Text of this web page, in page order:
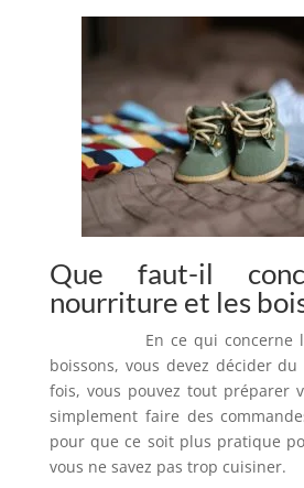
Que faut-il
nourriture et les
En ce qui concerne la
boissons, vous devez décider
fois, vous pouvez tout préparer
simplement faire des
pour que ce soit plus pratique
vous ne savez pas trop cuisiner.